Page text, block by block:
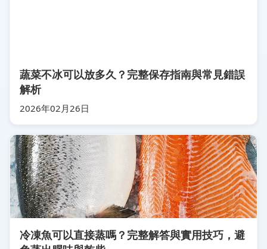
蔬菜不冰可以放多久？完整保存指南與常見錯誤
解析
2026年02月26日
冷凍魚可以直接蒸嗎？完整解答與實用技巧，避